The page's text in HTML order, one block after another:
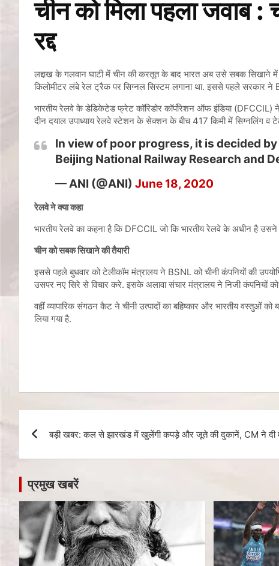
चीन को मिला पहला जवाब
रद्द
लद्दाख के गलवान घाटी में चीन की करतूत के बाद भारत अब उसे सबक
किलोमीटर लंबे रेल ट्रैक पर सिग्नल सिस्टम लगाना था. इससे पहले सरकार ने
भारतीय रेलवे के डेडिकेटेड फ्रेट कॉरिडोर कॉर्पोरेशन ऑफ इंडिया
दीन दयाल उपाध्‍याय रेलवे स्‍टेशन के सेक्‍शन के बीच 417 किमी में सिग्‍नलिंग व
In view of poor progress, it is decided
Beijing National Railway Research and
— ANI (@ANI) June 18, 2020
रेलवे ने क्या कहा
भारतीय रेलवे का कहना है कि DFCCIL जो कि भारतीय रेलवे के अधीन है
चीन को सबक सिखाने की तैयारी
इससे पहले बुधवार को टेलीकॉम मंत्रालय ने BSNL को चीनी कंपनियों की
उसपर नए सिरे से विचार करे. इसके अलावा संचार मंत्रालय ने निजी कंपनियों को
वहीं व्यापारिक संगठन कैट ने चीनी उत्पादों का बहिष्कार और भारतीय
लिया गया है.
बड़ी खबर: कल से झारखंड में खुलेंगी कपड़े और जूते की दुकानें, CM ने दी
प्रमुख खबरें